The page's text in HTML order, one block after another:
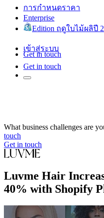
การกำหนดราคา
Enterprise
Edition ฤดูใบไม้ผลิปี
เข้าสู่ระบบ
Get in touch
Get in touch
What business challenges are
touch
Get in touch
Luvme Hair
40% with Shopify